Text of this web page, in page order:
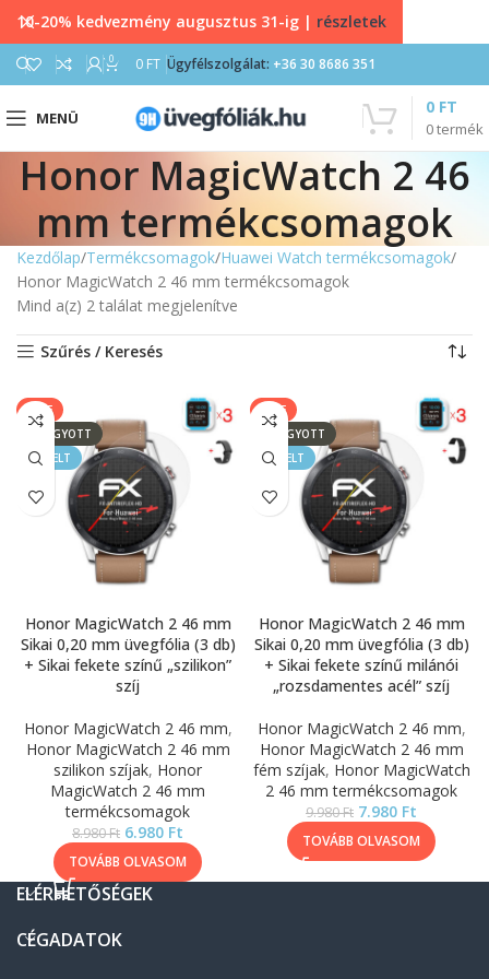
0 0 FT Ügyfélszolgálat: +36 30 8686 351
MENÜ
0termék
0 FT
Honor MagicWatch 2 46
mm termékcsomagok
Kezdőlap Termékcsomagok Huawei Watch termékcsomagok
Honor MagicWatch 2 46 mm termékcsomagok
Mind a(z) 2 találat megjelenítve
Szűrés / Keresés
SALE
ELFOGYOTT
KIEMELT
Honor MagicWatch 2 46 mm
Sikai 0,20 mm üvegfólia (3 db)
+ Sikai fekete színű „szilikon”
szíj
Honor MagicWatch 2 46 mm,
Honor MagicWatch 2 46 mm
szilikon szíjak, Honor
MagicWatch 2 46 mm
termékcsomagok
8.980Ft 6.980 Ft
TOVÁBB OLVASOM
SALE
ELFOGYOTT
KIEMELT
Honor MagicWatch 2 46 mm
Sikai 0,20 mm üvegfólia (3 db)
+ Sikai fekete színű milánói
„rozsdamentes acél” szíj
Honor MagicWatch 2 46 mm,
Honor MagicWatch 2 46 mm
fém szíjak, Honor MagicWatch
2 46 mm termékcsomagok
9.980Ft 7.980 Ft
TOVÁBB OLVASOM
ELÉRHETŐSÉGEK
CÉGADATOK
10-20% kedvezmény augusztus 31-ig | részletek